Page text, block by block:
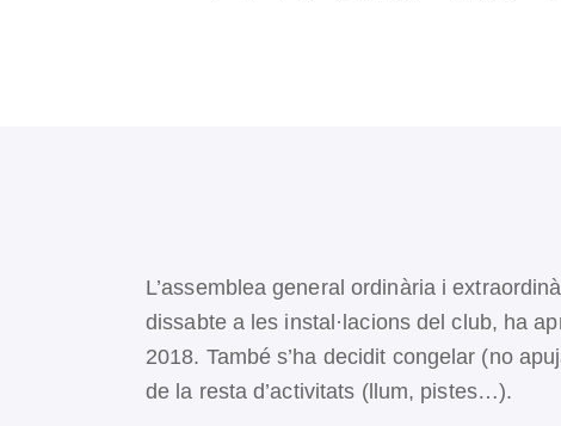
L’assemblea general ordinària i
dissabte a les instal·lacions del club, ha
2018. També s’ha decidit congelar (no
de la resta d’activitats (llum, pistes…).